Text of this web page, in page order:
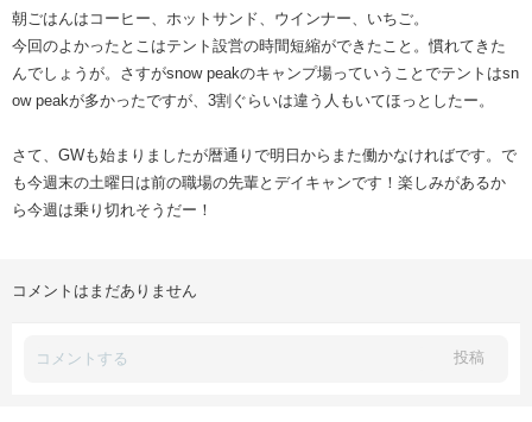
朝ごはんはコーヒー、ホットサンド、ウインナー、いちご。
今回のよかったとこはテント設営の時間短縮ができたこと。慣れてきた
んでしょうが。さすがsnow peakのキャンプ場っていうことでテントはsn
ow peakが多かったですが、3割ぐらいは違う人もいてほっとしたー。
さて、GWも始まりましたが暦通りで明日からまた働かなければです。で
も今週末の土曜日は前の職場の先輩とデイキャンです！楽しみがあるか
ら今週は乗り切れそうだー！
コメントはまだありません
投稿